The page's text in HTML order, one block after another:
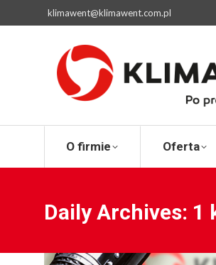
klimawent@klimawent.com.pl
O firmie Oferta
Daily Archives: 1